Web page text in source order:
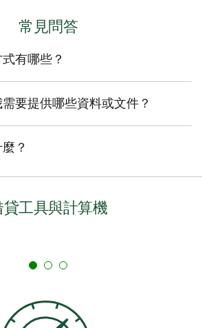
常見問答
有哪些？
的借貸需求選擇貸款或信用貸款。TD
信用貸款供您選擇。
要提供哪些資料或文件？
的工資單或報稅表
？
您的財務記錄報告，對您在特定時間
能力進行的評估。有關信用評分的更
貸工具與計算機